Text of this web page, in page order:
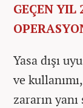
GEÇEN YIL
Yasa dışı
ve
zararın